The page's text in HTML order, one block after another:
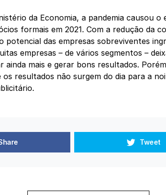
da Economia, a pandemia causou o
formais em 2021. Com a redução da
potencial das empresas sobreviventes
empresas – de vários segmentos –
ainda mais e gerar bons resultados.
resultados não surgem do dia para a
Tweet